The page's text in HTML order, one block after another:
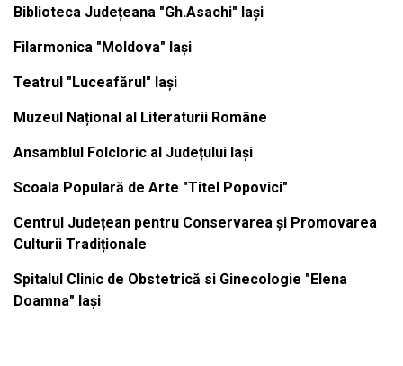
Biblioteca Județeana "Gh.Asachi" Iași
Filarmonica "Moldova" Iași
Teatrul "Luceafărul" Iași
Muzeul Național al Literaturii Române
Ansamblul Folcloric al Județului Iași
Scoala Populară de Arte "Titel Popovici"
Centrul Județean pentru Conservarea și Promovarea
Culturii Tradiționale
Spitalul Clinic de Obstetrică si Ginecologie "Elena
Doamna" Iași